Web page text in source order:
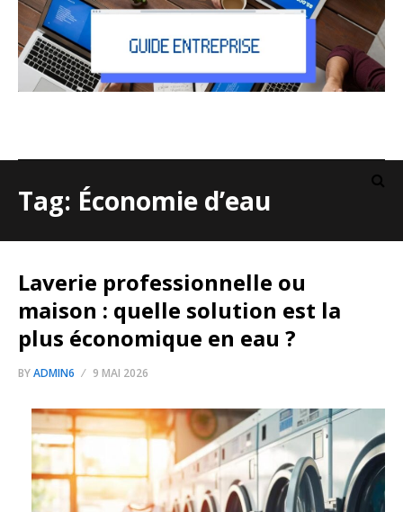
Tag: Économie d’eau
Laverie professionnelle ou
maison : quelle solution est la
plus économique en eau ?
BYADMIN6 9 MAI 2026